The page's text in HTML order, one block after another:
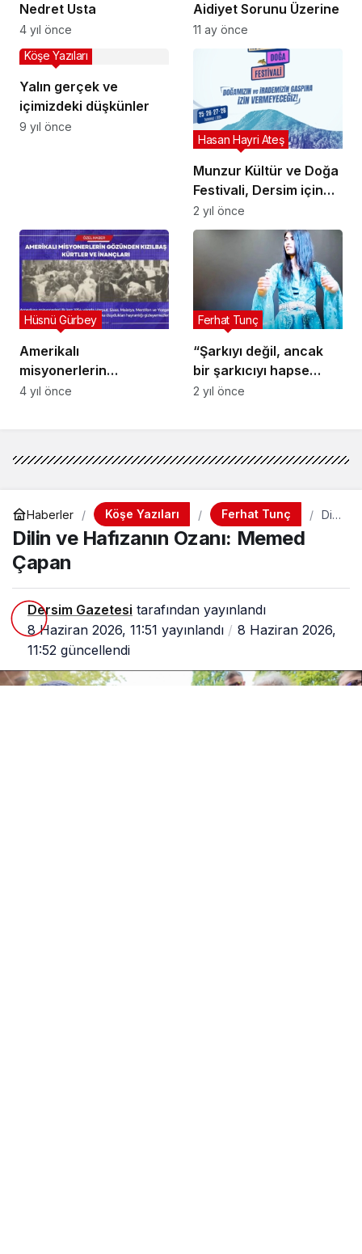
Nedret Usta
4 yıl önce
Aidiyet Sorunu Üzerine
11 ay önce
Yalın gerçek ve
içimizdeki düşkünler
Köşe Yazıları
9 yıl önce
Munzur Kültür ve Doğa
Festivali, Dersim için
neden önemli?
Hasan Hayri Ateş
2 yıl önce
Amerikalı
misyonerlerin
gözünden Kızılbaş
Hüsnü Gürbey
4 yıl önce
“Şarkıyı değil, ancak
bir şarkıcıyı hapse
koyabilirsiniz!”
Ferhat Tunç
2 yıl önce
Haberler Köşe Yazıları Ferhat Tunç
Dili
Me
me
pan
Dilin ve Hafızanın Ozanı: Memed
Çapan
Dersim Gazetesi tarafından yayınlandı
8 Haziran 2026, 11:51 yayınlandı
8 Haziran 2026,
11:52 güncellendi